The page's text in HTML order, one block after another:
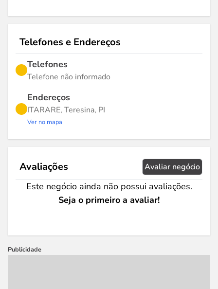
Telefones e Endereços
Telefones
Telefone não informado
Endereços
ITARARE, Teresina, PI
Ver no mapa
Avaliações Avaliar negócio
Este negócio ainda não possui avaliações.
Seja o primeiro a avaliar!
Publicidade